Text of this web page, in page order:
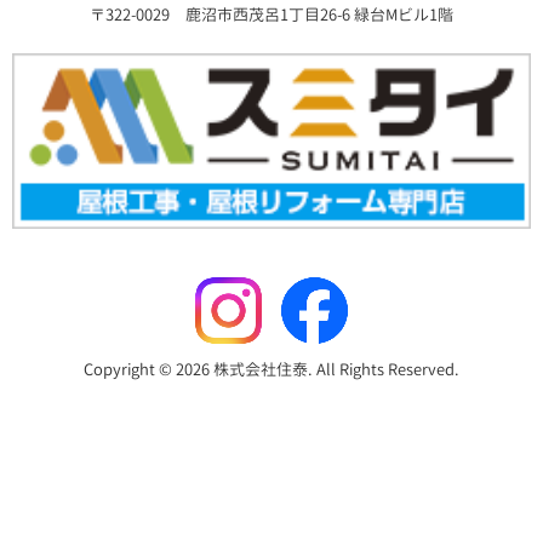
〒322-0029 鹿沼市西茂呂1丁目26-6 緑台Mビル1階
Copyright © 2026 株式会社住泰. All Rights Reserved.